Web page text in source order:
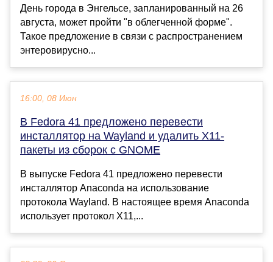
День города в Энгельсе, запланированный на 26
августа, может пройти "в облегченной форме".
Такое предложение в связи с распространением
энтеровирусно...
16:00, 08 Июн
В Fedora 41 предложено перевести
инсталлятор на Wayland и удалить X11-
пакеты из сборок с GNOME
В выпуске Fedora 41 предложено перевести
инсталлятор Anaconda на использование
протокола Wayland. В настоящее время Anaconda
использует протокол X11,...